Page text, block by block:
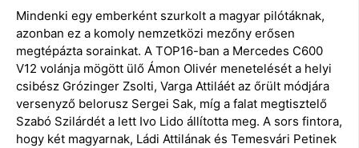
Mindenki egy emberként szurkolt a magyar pilótáknak,
azonban ez a komoly nemzetközi mezőny erősen
megtépázta sorainkat. A TOP16-ban a Mercedes C600
V12 volánja mögött ülő Ámon Olivér menetelését a helyi
csibész Grózinger Zsolti, Varga Attiláét az őrült módjára
versenyző belorusz Sergei Sak, míg a falat megtisztelő
Szabó Szilárdét a lett Ivo Lido állította meg. A sors fintora,
hogy két magyarnak, Ládi Attilának és Temesvári Petinek